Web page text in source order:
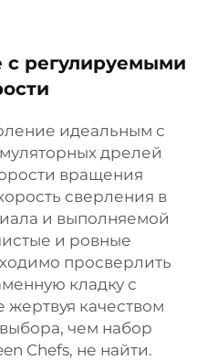
с регулируемыми
идеальным с
дрелей
вращения
сверления в
и выполняемой
и ровные
просверлить
кладку с
жертвуя качеством
чем набор
Chefs, не найти.